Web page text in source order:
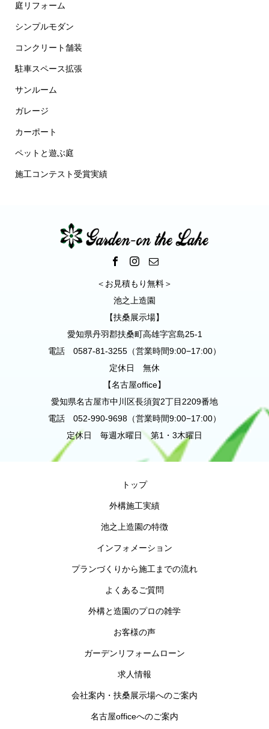
庭リフォーム
シンプルモダン
コンクリート舗装
駐車スペース拡張
サンルーム
ガレージ
カーポート
ペットと遊ぶ庭
施工コンテスト受賞実績
＜お見積もり無料＞
池之上造園
【扶桑展示場】
愛知県丹羽郡扶桑町高雄字宮島25-1
電話 0587-81-3255（営業時間9:00−17:00）
定休日 無休
【名古屋office】
愛知県名古屋市中川区長須賀2丁目2209番地
電話 052-990-9698（営業時間9:00−17:00）
定休日 毎週水曜日 第1・3木曜日
トップ
外構施工実績
池之上造園の特徴
インフォメーション
プランづくりから施工までの流れ
よくあるご質問
外構と造園のプロの雑学
お客様の声
ガーデンリフォームローン
求人情報
会社案内・扶桑展示場へのご案内
名古屋officeへのご案内